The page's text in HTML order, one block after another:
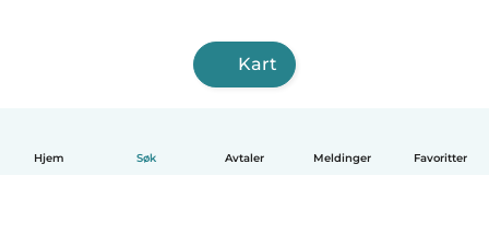
Hjem Søk Avtaler Meldinger Favoritter
Kart